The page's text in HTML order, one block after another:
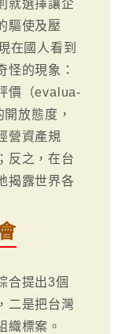
就選擇讓企
驅使及壓
在國人看到
怪的現象：
價（evalua-
放態度，
營資產規
反之，在台
揭露世界各
合提出3個
二是把台灣
織標案。